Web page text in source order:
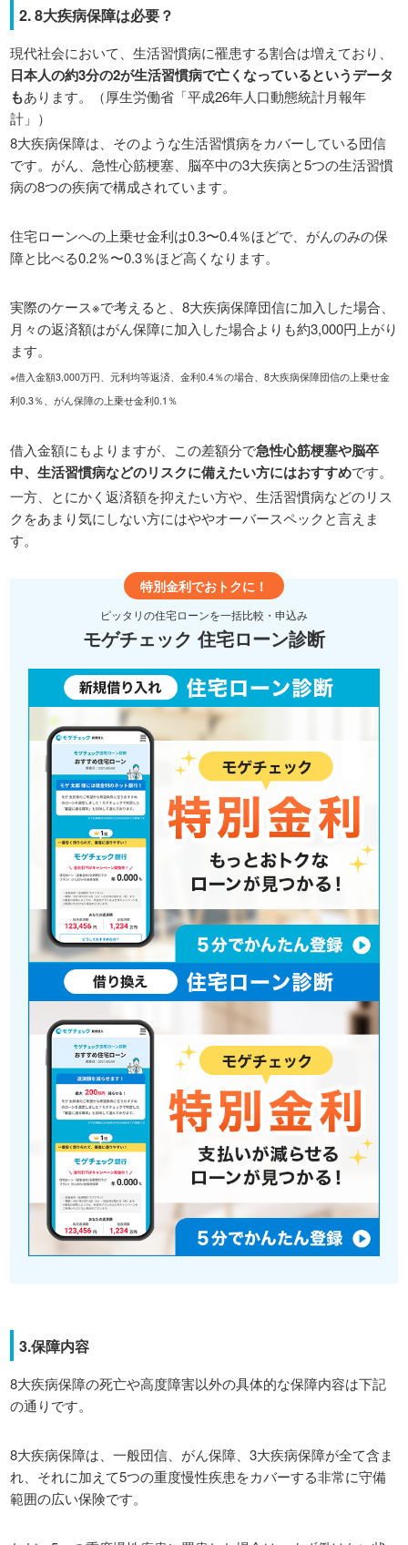
2. 8大疾病保障は必要？
現代社会において、生活習慣病に罹患する割合は増えており、
日本人の約3分の2が生活習慣病で亡くなっているというデータ
もあります。（厚生労働省「平成26年人口動態統計月報年
計」）
8大疾病保障は、そのような生活習慣病をカバーしている団信
です。がん、急性心筋梗塞、脳卒中の3大疾病と5つの生活習慣
病の8つの疾病で構成されています。
住宅ローンへの上乗せ金利は0.3〜0.4％ほどで、がんのみの保
障と比べる0.2％〜0.3％ほど高くなります。
実際のケース※で考えると、8大疾病保障団信に加入した場合、
月々の返済額はがん保障に加入した場合よりも約3,000円上がり
ます。
※借入金額3,000万円、元利均等返済、金利0.4％の場合、8大疾病保障団信の上乗せ金
利0.3％、がん保障の上乗せ金利0.1％
借入金額にもよりますが、この差額分で急性心筋梗塞や脳卒
中、生活習慣病などのリスクに備えたい方にはおすすめです。
一方、とにかく返済額を抑えたい方や、生活習慣病などのリス
クをあまり気にしない方にはややオーバースペックと言えま
す。
特別金利でおトクに！
ピッタリの住宅ローンを一括比較・申込み
モゲチェック 住宅ローン診断
3.保障内容
8大疾病保障の死亡や高度障害以外の具体的な保障内容は下記
の通りです。
8大疾病保障は、一般団信、がん保障、3大疾病保障が全て含ま
れ、それに加えて5つの重度慢性疾患をカバーする非常に守備
範囲の広い保険です。